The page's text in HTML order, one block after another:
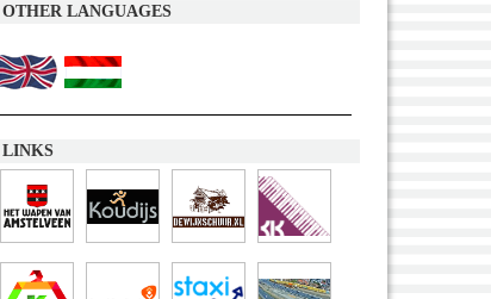
OTHER LANGUAGES
LINKS